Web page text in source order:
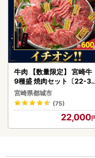
牛肉 【数量限定】 宮崎牛
9種盛 焼肉セット〔22-31
-006-600g〕都城 イチオ
シ!! 牛肉
宮崎県都城市
(75)
22,000